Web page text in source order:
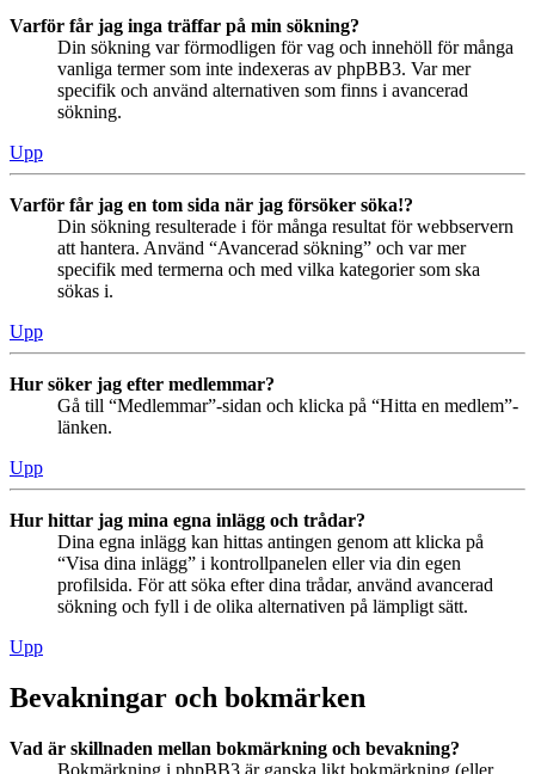
Varför får jag inga träffar på min sökning?
Din sökning var förmodligen för vag och innehöll för många
vanliga termer som inte indexeras av phpBB3. Var mer
specifik och använd alternativen som finns i avancerad
sökning.
Upp
Varför får jag en tom sida när jag försöker söka!?
Din sökning resulterade i för många resultat för webbservern
att hantera. Använd “Avancerad sökning” och var mer
specifik med termerna och med vilka kategorier som ska
sökas i.
Upp
Hur söker jag efter medlemmar?
Gå till “Medlemmar”-sidan och klicka på “Hitta en medlem”-
länken.
Upp
Hur hittar jag mina egna inlägg och trådar?
Dina egna inlägg kan hittas antingen genom att klicka på
“Visa dina inlägg” i kontrollpanelen eller via din egen
profilsida. För att söka efter dina trådar, använd avancerad
sökning och fyll i de olika alternativen på lämpligt sätt.
Upp
Bevakningar och bokmärken
Vad är skillnaden mellan bokmärkning och bevakning?
Bokmärkning i phpBB3 är ganska likt bokmärkning (eller